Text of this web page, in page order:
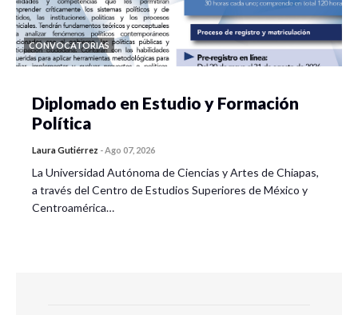
CONVOCATORIAS
Diplomado en Estudio y Formación
Política
Laura Gutiérrez -Ago 07, 2026
La Universidad Autónoma de Ciencias y Artes de Chiapas,
a través del Centro de Estudios Superiores de México y
Centroamérica…